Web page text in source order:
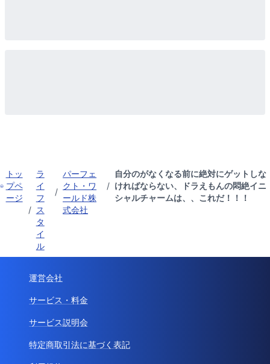
トッ
プペ
ージ
/
ラ
イ
フ
ス
タ
イ
ル
/
パーフェ
クト・ワ
ールド株
式会社
/
自分のがなくなる前に絶対にゲットしな
ければならない、ドラえもんの悶絶イニ
シャルチャームは、、これだ！！！
運営会社
サービス・料金
サービス説明会
特定商取引法に基づく表記